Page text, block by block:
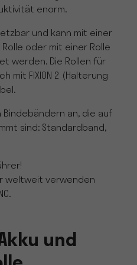
enorm.
und kann mit einer
oder mit einer Rolle
werden. Die Rollen für
mit FIXION 2 (Halterung
Bindebändern an, die auf
sind: Standardband,
weltweit verwenden
und